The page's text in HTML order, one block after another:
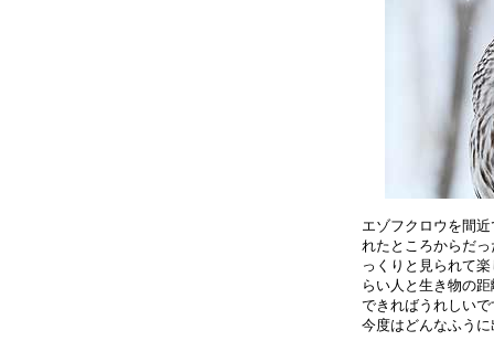
エゾフクロウを間
れたところからだ
っくりと見られて
らい人と生き物の
できればうれしい